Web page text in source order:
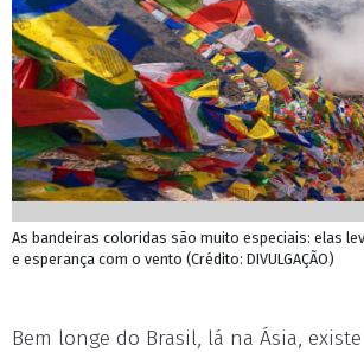
As bandeiras coloridas são muito especiais: elas
e esperança com o vento (Crédito: DIVULGAÇÃO)
Bem longe do Brasil, lá na Ásia,